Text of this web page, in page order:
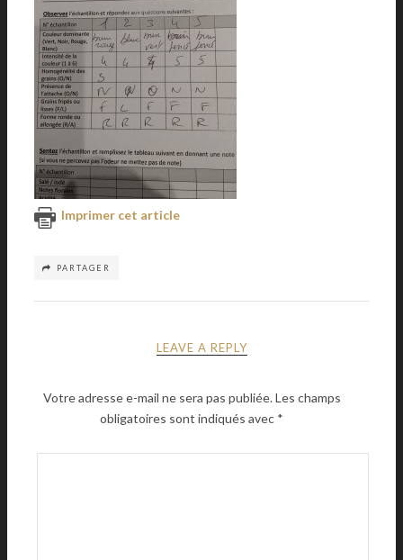
Imprimer cet article
PARTAGER
LEAVE A REPLY
Votre adresse e-mail ne sera pas publiée.Les champs
obligatoires sont indiqués avec *